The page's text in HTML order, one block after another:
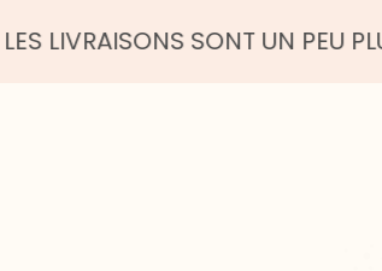
SONT UN PEU PLUS